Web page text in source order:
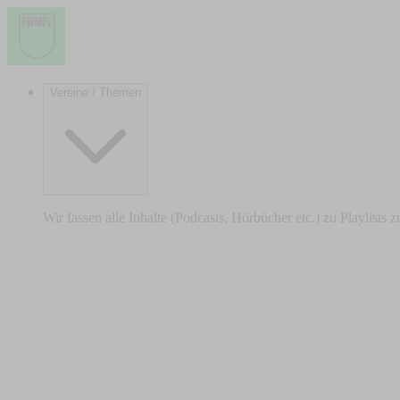
Vereine / Themen
Wir fassen alle Inhalte (Podcasts, Hörbücher etc.) zu Playlists